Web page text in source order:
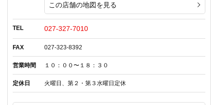
この店舗の地図を見る
TEL 027-327-7010
FAX 027-323-8392
営業時間 １０：００〜１８：３０
定休日 火曜日、第２・第３水曜日定休